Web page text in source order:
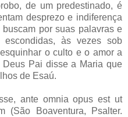
de um predestinado, é
desprezo e indiferença
por suas palavras e
escondidas, às vezes sob
o culto e o amor a
Pai disse a Maria que
de Esaú.
ante omnia opus est ut
(São Boaventura, Psalter.